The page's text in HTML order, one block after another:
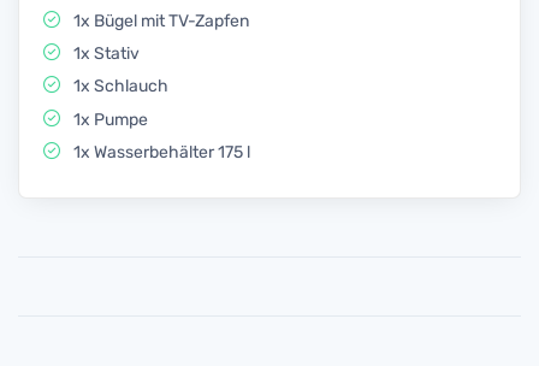
1x Bügel mit TV-Zapfen
1x Stativ
1x Schlauch
1x Pumpe
1x Wasserbehälter 175 l